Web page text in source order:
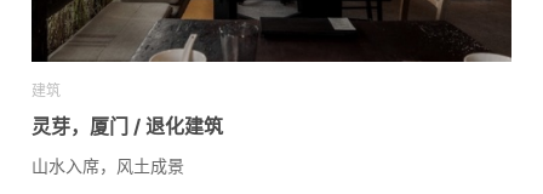
建筑
灵芽，厦门 / 退化建筑
山水入席，风土成景